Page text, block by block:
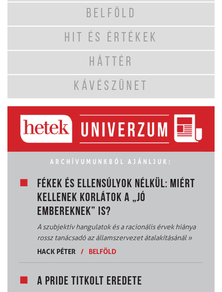
BELFÖLD
HIT ÉS ÉRTÉKEK
HÁTTÉR
KÁVÉSZÜNET
ARCHÍVUMUNKBÓL AJÁNLJUK:
FÉKEK ÉS ELLENSÚLYOK NÉLKÜL: MIÉRT
KELLENEK KORLÁTOK A „JÓ
EMBEREKNEK” IS?
A szubjektív hangulatok és a racionális érvek hiánya
rossz tanácsadó az államszervezet átalakításánál»
HACK PÉTER
/ BELFÖLD
A PRIDE TITKOLT EREDETE